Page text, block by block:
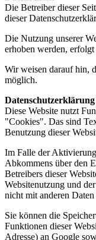
Die Betreiber dieser
dieser
Die Nutzung unserer
erhoben werden,
Wir weisen darauf hin,
möglich.
Diese Website nutzt
"Cookies". Das sind
Benutzung dieser
Im Falle der
Abkommens über den
Betreibers dieser
Websitenutzung und
nicht mit anderen
Sie können die
Funktionen dieser
Adresse) an Google